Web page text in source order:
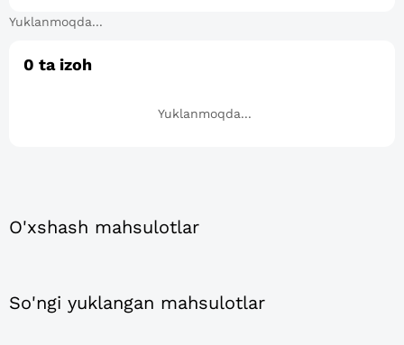
Yuklanmoqda...
0 ta izoh
Yuklanmoqda...
O'xshash mahsulotlar
So'ngi yuklangan mahsulotlar